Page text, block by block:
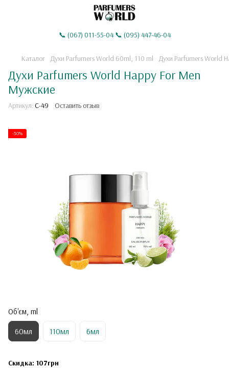
📞 (067) 011-55-04 📞 (095) 447-46-04
Каталог Духи Parfumers World 60ml, 110 ml Духи Parfumers World
Духи Parfumers World Happy For Men
Мужские
Артикул: C-49 Оставить отзыв
-30%
Об'єм, ml
60мл 110мл 6мл
Скидка: 107грн